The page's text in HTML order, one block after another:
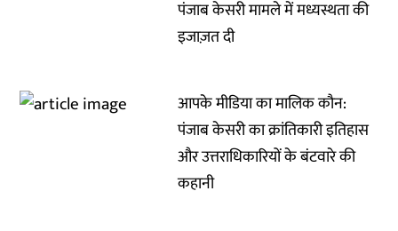
पंजाब केसरी मामले में मध्यस्थता की
इजाज़त दी
आपके मीडिया का मालिक कौन:
पंजाब केसरी का क्रांतिकारी इतिहास
और उत्तराधिकारियों के बंटवारे की
कहानी